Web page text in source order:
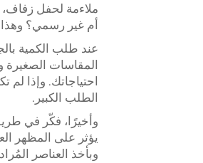
ملاءمة لحفل
أم غير رسمي؟
عند طلب الكمية
المقاسات الصغيرة
احتياجاتك. وإذا لم
الطلب الكبير.
وأخيرًا، فكّر في
يؤثر على المظهر
وبأخذ العناصر